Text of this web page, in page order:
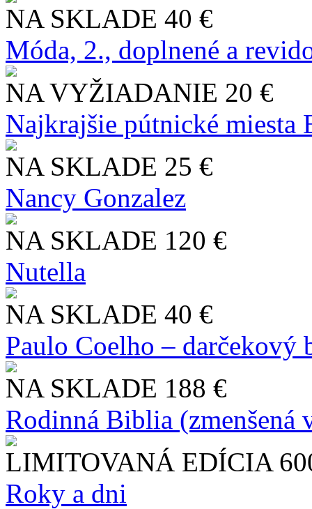
NA SKLADE 40 €
Móda, 2., doplnené a
NA VYŽIADANIE 20 €
Najkrajšie pútnické miesta
NA SKLADE 25 €
Nancy Gonzalez
NA SKLADE 120 €
Nutella
NA SKLADE 40 €
Paulo Coelho – darčekový
NA SKLADE 188 €
Rodinná Biblia (zmenšená
LIMITOVANÁ EDÍCIA
Roky a dni